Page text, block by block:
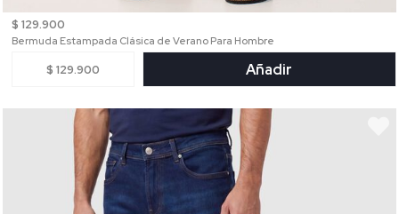
$ 129.900
Bermuda Estampada Clásica de Verano Para Hombre
$ 129.900 Añadir